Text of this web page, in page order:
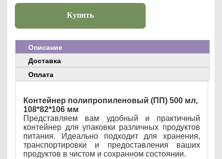
Купить
Описание
Доставка
Оплата
Контейнер полипропиленовый (ПП) 500 мл,
108*82*106 мм
Представляем вам удобный и практичный
контейнер для упаковки различных продуктов
питания. Идеально подходит для хранения,
транспортировки и предоставления ваших
продуктов в чистом и сохранном состоянии.